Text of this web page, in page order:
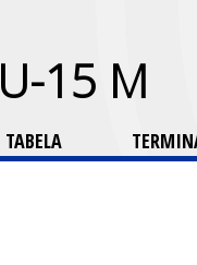
U-15 M
TABELA